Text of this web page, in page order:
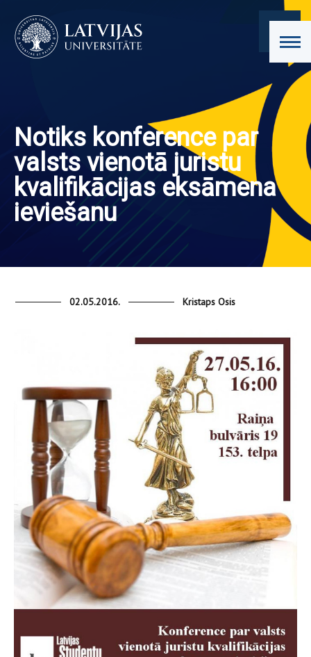
Notiks konference par
valsts vienotā juristu
kvalifikācijas eksāmena
ieviešanu
02.05.2016. Kristaps Osis